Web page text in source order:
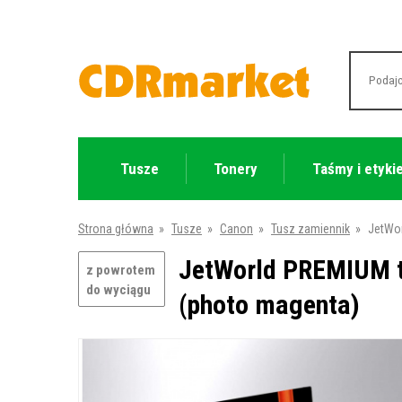
Tusze Tonery Taśmy i
Strona główna » Tusze » Canon » Tusz zamiennik »
z powrotem
do wyciągu
JetWorld
(photo magenta)